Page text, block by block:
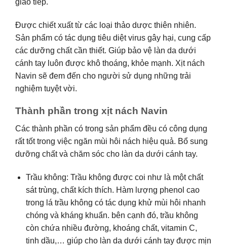
Được chiết xuất từ các loại thảo dược thiên nhiên.
Sản phẩm có tác dụng tiêu diệt virus gây hại, cung cấp
các dưỡng chất cần thiết. Giúp bảo vệ làn da dưới
cánh tay luôn được khô thoáng, khỏe mạnh. Xịt nách
Navin sẽ đem đến cho người sử dụng những trải
nghiệm tuyệt vời.
Thành phần trong xịt nách Navin
Các thành phần có trong sản phẩm đều có công dụng
rất tốt trong việc ngăn mùi hôi nách hiệu quả. Bổ sung
dưỡng chất và chăm sóc cho làn da dưới cánh tay.
Trầu không: Trầu không được coi như là một chất
sát trùng, chất kích thích. Hàm lượng phenol cao
trong lá trầu không có tác dụng khử mùi hôi nhanh
chóng và kháng khuẩn. bên cạnh đó, trầu không
còn chứa nhiều đường, khoáng chất, vitamin C,
tinh dầu,… giúp cho làn da dưới cánh tay được mịn